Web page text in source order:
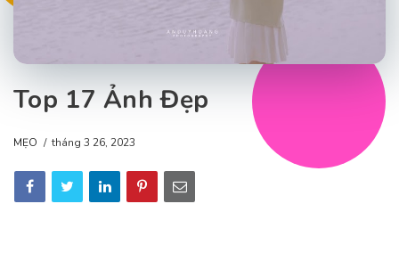
Top 17 Ảnh Đẹp
MẸO tháng 3 26, 2023